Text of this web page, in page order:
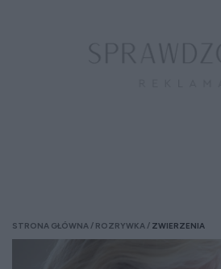
STRONA GŁÓWNA ROZRYWKA ZWIERZENIA